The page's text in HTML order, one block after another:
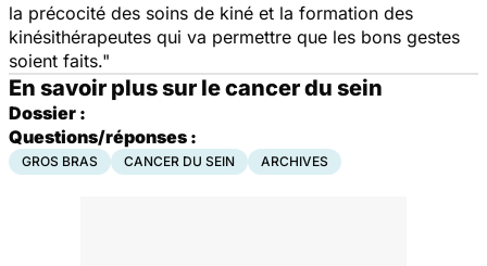
la précocité des soins de kiné et la formation des
kinésithérapeutes qui va permettre que les bons gestes
soient faits."
En savoir plus sur le cancer du sein
Dossier :
Questions/réponses :
GROS BRAS CANCER DU SEIN ARCHIVES